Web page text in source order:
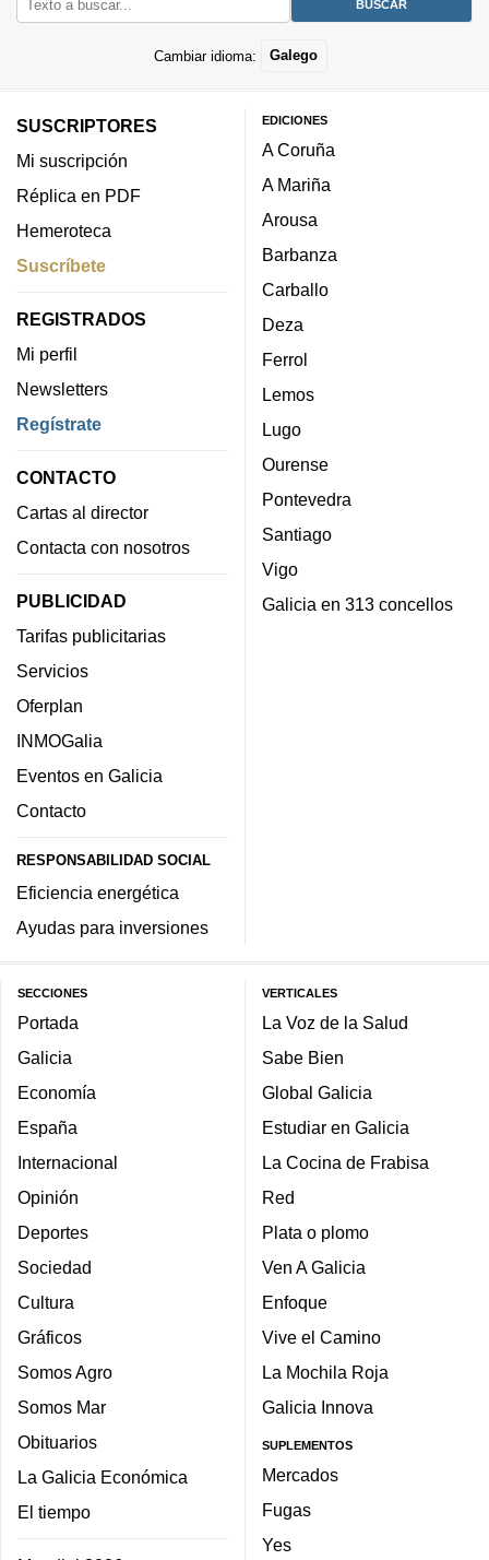
Cambiar idioma: Galego
SUSCRIPTORES
Mi suscripción
Réplica en PDF
Hemeroteca
Suscríbete
REGISTRADOS
Mi perfil
Newsletters
Regístrate
CONTACTO
Cartas al director
Contacta con nosotros
PUBLICIDAD
Tarifas publicitarias
Servicios
Oferplan
INMOGalia
Eventos en Galicia
Contacto
RESPONSABILIDAD SOCIAL
Eficiencia energética
Ayudas para inversiones
EDICIONES
A Coruña
A Mariña
Arousa
Barbanza
Carballo
Deza
Ferrol
Lemos
Lugo
Ourense
Pontevedra
Santiago
Vigo
Galicia en 313 concellos
SECCIONES
Portada
Galicia
Economía
España
Internacional
Opinión
Deportes
Sociedad
Cultura
Gráficos
Somos Agro
Somos Mar
Obituarios
La Galicia Económica
El tiempo
VERTICALES
La Voz de la Salud
Sabe Bien
Global Galicia
Estudiar en Galicia
La Cocina de Frabisa
Red
Plata o plomo
Ven A Galicia
Enfoque
Vive el Camino
La Mochila Roja
Galicia Innova
SUPLEMENTOS
Mercados
Fugas
Yes